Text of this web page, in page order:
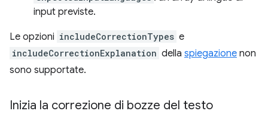
input previste.
Le opzioni includeCorrectionTypes e
includeCorrectionExplanation della spiegazione non
sono supportate.
Inizia la correzione di bozze del testo